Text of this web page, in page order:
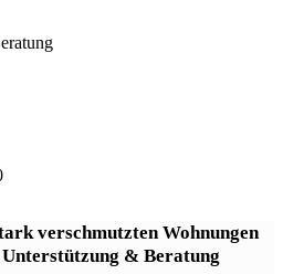
verschmutzten Wohnungen
& Beratung